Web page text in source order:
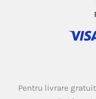
Pentru livrare